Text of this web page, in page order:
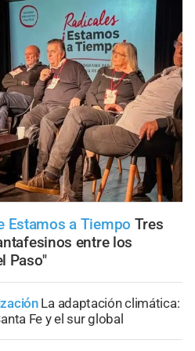
Estamos a Tiempo Tres
entre los
Paso"
La adaptación climática:
Fe y el sur global